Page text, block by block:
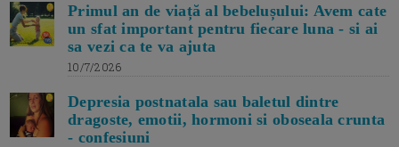
Primul an de viață al bebelușului: Avem cate
un sfat important pentru fiecare luna - si ai
sa vezi ca te va ajuta
10/7/2026
Depresia postnatala sau baletul dintre
dragoste, emotii, hormoni si oboseala crunta
- confesiuni